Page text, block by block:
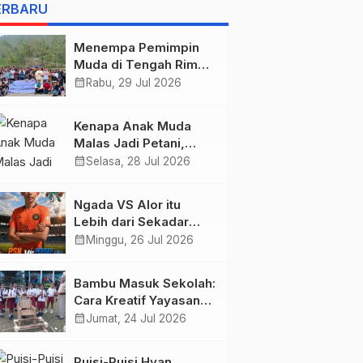
Menempa Pemimpin
Muda di Tengah Rimba
Wolobobo
calendar_month Rabu, 29 Jul 2026
Kenapa Anak Muda
Malas Jadi Petani,
Padahal Peluang Dunia
calendar_monthSelasa, 28 Jul 2026
Ngada VS Alor itu
Lebih dari Sekadar
Tiga Poin, Ini Urusan
calendar_month Minggu, 26 Jul 2026
Bambu Masuk Sekolah:
Cara Kreatif Yayasan
Bambu Lingkungan
calendar_monthJumat, 24 Jul 2026